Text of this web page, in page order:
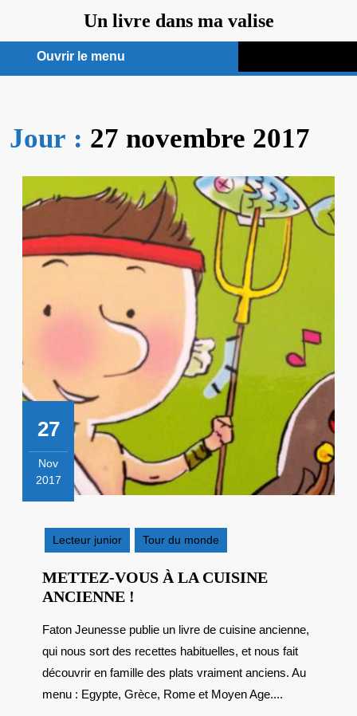
contenu
Un livre dans ma valise
Ouvrir le menu
menu
Jour : 27 novembre 2017
27
Nov
2017
2017
Lecteur junior
Tour du monde
METTEZ-VOUS À LA CUISINE
ANCIENNE !
À
LA
CUISINE
ANCIENNE
Faton Jeunesse publie un livre de cuisine ancienne,
qui nous sort des recettes habituelles, et nous fait
découvrir en famille des plats vraiment anciens. Au
menu : Egypte, Grèce, Rome et Moyen Age....